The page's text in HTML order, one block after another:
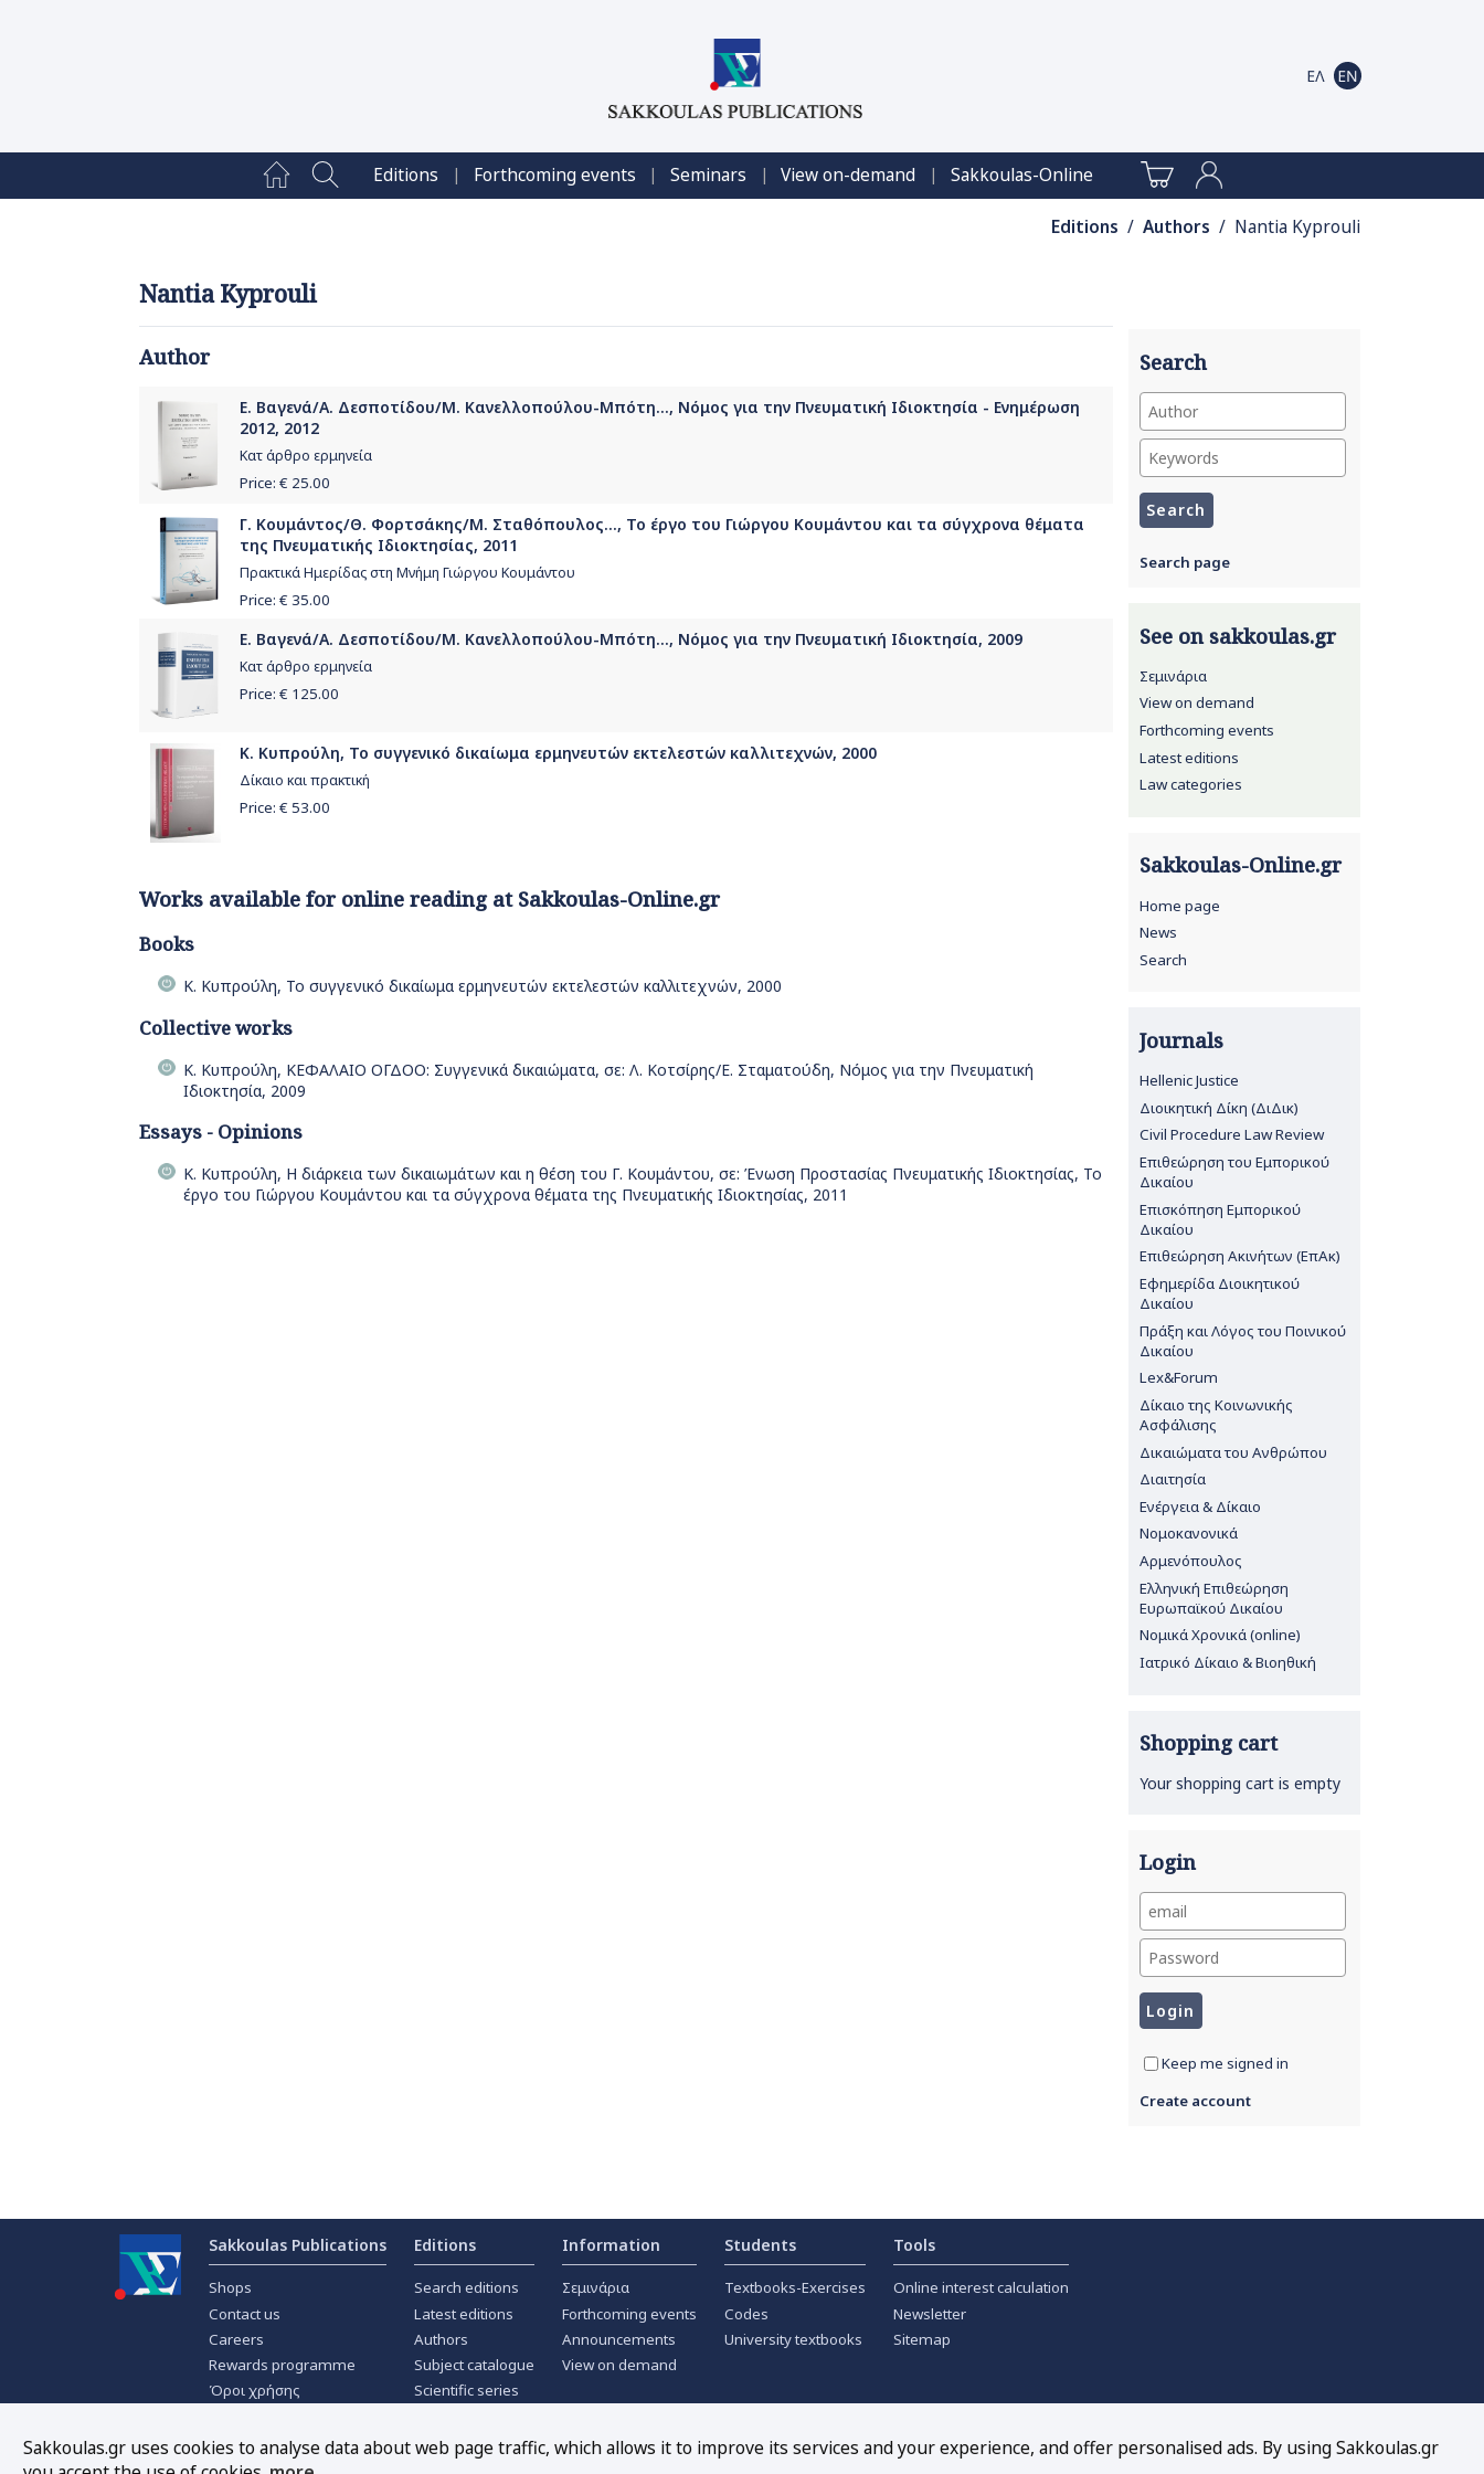
Editions | Forthcoming events | Seminars | View on-demand | Sakkoulas-Online
Editions / Authors / Nantia Kyprouli
Nantia Kyprouli
Author
Ε. Βαγενά/Α. Δεσποτίδου/Μ. Κανελλοπούλου-Μπότη..., Νόμος για την Πνευματική Ιδιοκτησία - Ενημέρωση
2012, 2012
Κατ άρθρο ερμηνεία
Price: € 25.00
Γ. Κουμάντος/Θ. Φορτσάκης/Μ. Σταθόπουλος..., Το έργο του Γιώργου Κουμάντου και τα σύγχρονα θέματα
της Πνευματικής Ιδιοκτησίας, 2011
Πρακτικά Ημερίδας στη Μνήμη Γιώργου Κουμάντου
Price: € 35.00
Ε. Βαγενά/Α. Δεσποτίδου/Μ. Κανελλοπούλου-Μπότη..., Νόμος για την Πνευματική Ιδιοκτησία, 2009
Κατ άρθρο ερμηνεία
Price: € 125.00
Κ. Κυπρούλη, Το συγγενικό δικαίωμα ερμηνευτών εκτελεστών καλλιτεχνών, 2000
Δίκαιο και πρακτική
Price: € 53.00
Works available for online reading at Sakkoulas-Online.gr
Books
Κ. Κυπρούλη, Το συγγενικό δικαίωμα ερμηνευτών εκτελεστών καλλιτεχνών, 2000
Collective works
Κ. Κυπρούλη, ΚΕΦΑΛΑΙΟ ΟΓΔΟΟ: Συγγενικά δικαιώματα, σε: Λ. Κοτσίρης/Ε. Σταματούδη, Νόμος για την Πνευματική
Ιδιοκτησία, 2009
Essays - Opinions
Κ. Κυπρούλη, Η διάρκεια των δικαιωμάτων και η θέση του Γ. Κουμάντου, σε: Ένωση Προστασίας Πνευματικής Ιδιοκτησίας, Το
έργο του Γιώργου Κουμάντου και τα σύγχρονα θέματα της Πνευματικής Ιδιοκτησίας, 2011
Search
Search page
See on sakkoulas.gr
Σεμινάρια
View on demand
Forthcoming events
Latest editions
Law categories
Sakkoulas-Online.gr
Home page
News
Search
Journals
Hellenic Justice
Διοικητική Δίκη (ΔιΔικ)
Civil Procedure Law Review
Επιθεώρηση του Εμπορικού
Δικαίου
Επισκόπηση Εμπορικού
Δικαίου
Επιθεώρηση Ακινήτων (ΕπΑκ)
Εφημερίδα Διοικητικού
Δικαίου
Πράξη και Λόγος του Ποινικού
Δικαίου
Lex&Forum
Δίκαιο της Κοινωνικής
Ασφάλισης
Δικαιώματα του Ανθρώπου
Διαιτησία
Ενέργεια & Δίκαιο
Νομοκανονικά
Αρμενόπουλος
Ελληνική Επιθεώρηση
Ευρωπαϊκού Δικαίου
Νομικά Χρονικά (online)
Ιατρικό Δίκαιο & Βιοηθική
Shopping cart
Your shopping cart is empty
Login
Keep me signed in
Create account
Sakkoulas Publications
Shops
Contact us
Careers
Rewards programme
Όροι χρήσης
About Cookies
Editions
Search editions
Latest editions
Authors
Subject catalogue
Scientific series
Offers
Information
Σεμινάρια
Forthcoming events
Announcements
View on demand
Students
Textbooks-Exercises
Codes
University textbooks
Tools
Online interest calculation
Newsletter
Sitemap
Sakkoulas.gr uses cookies to analyse data about web page traffic, which allows it to improve its services and your experience, and offer personalised ads. By using Sakkoulas.gr